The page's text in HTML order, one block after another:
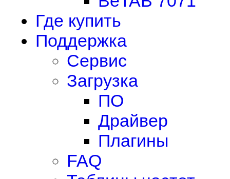
Где купить
Поддержка
Сервис
Загрузка
ПО
Драйвер
Плагины
FAQ